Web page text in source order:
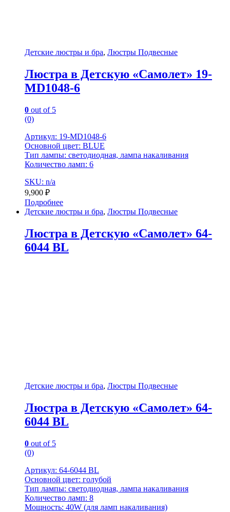
Детские люстры и бра, Люстры Подвесные
Люстра в Детскую «Самолет» 19-
MD1048-6
0 out of 5
(0)
Артикул: 19-MD1048-6
Основной цвет: BLUE
Тип лампы: светодиодная, лампа накаливания
Количество ламп: 6
SKU: n/a
9,900 ₽
Подробнее
Детские люстры и бра, Люстры Подвесные
Люстра в Детскую «Самолет» 64-
6044 BL
Детские люстры и бра, Люстры Подвесные
Люстра в Детскую «Самолет» 64-
6044 BL
0 out of 5
(0)
Артикул: 64-6044 BL
Основной цвет: голубой
Тип лампы: светодиодная, лампа накаливания
Количество ламп: 8
Мощность: 40W (для ламп накаливания)